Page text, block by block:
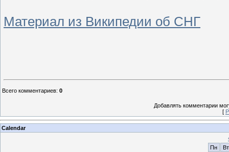
Материал из Википедии об СНГ
Всего комментариев: 0
Добавлять комментарии
[
Calendar
Пн
Вт